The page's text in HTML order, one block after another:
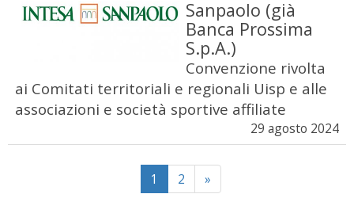
Sanpaolo (già
Banca Prossima
S.p.A.)
Convenzione rivolta
ai Comitati territoriali e regionali Uisp e alle
associazioni e società sportive affiliate
29 agosto 2024
1 2 »Next